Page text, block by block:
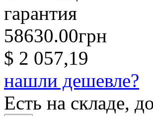
гарантия
58630.00грн
$ 2 057,19
нашли дешевле?
Есть на складе,